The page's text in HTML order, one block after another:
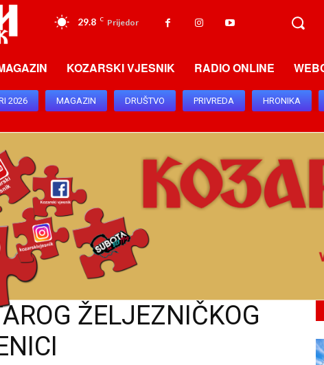
29.8 C Prijedor
KOZARSKI VJESNIK RADIO ONLINE
2026 MAGAZIN DRUŠTVO PRIVREDA HRONIKA
ŽELJEZNIČKOG